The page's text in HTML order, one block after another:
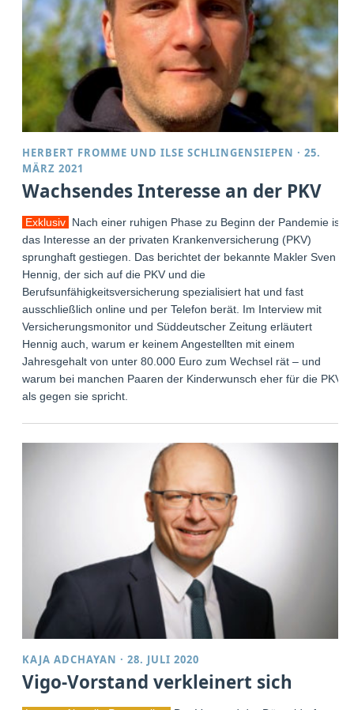
HERBERT FROMME UNDILSE SCHLINGENSIEPEN ·25.
MÄRZ 2021
Wachsendes Interesse an der PKV
Exklusiv Nach einer ruhigen Phase zu Beginn der Pandemie ist
das Interesse an der privaten Krankenversicherung (PKV)
sprunghaft gestiegen. Das berichtet der bekannte Makler Sven
Hennig, der sich auf die PKV und die
Berufsunfähigkeitsversicherung spezialisiert hat und fast
ausschließlich online und per Telefon berät. Im Interview mit
Versicherungsmonitor und Süddeutscher Zeitung erläutert
Hennig auch, warum er keinem Angestellten mit einem
Jahresgehalt von unter 80.000 Euro zum Wechsel rät – und
warum bei manchen Paaren der Kinderwunsch eher für die PKV
als gegen sie spricht.
KAJA ADCHAYAN ·28. JULI 2020
Vigo-Vorstand verkleinert sich